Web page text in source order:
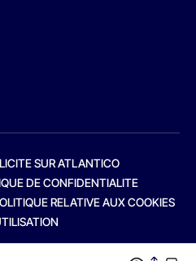
SUR ATLANTICO
DE CONFIDENTIALITE
RELATIVE AUX COOKIES